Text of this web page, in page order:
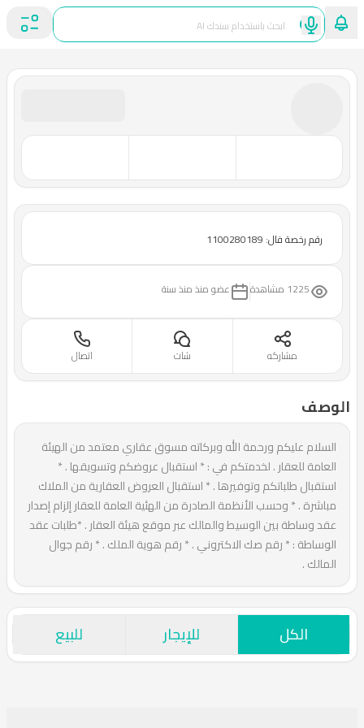
رقم رخصة فال: 1100280189
1225 مشاهدة عضو منذمنذ سنة
اتصال شات مشاركه
الوصف
السلام عليكم ورحمة الله وبركاته مسوق عقاري معتمد من الهيئة
العامة للعقار . لخدمتكم في : * استقبال عروضكم وتسويقها . *
استقبال طلباتكم وتوفيرها . * استقبال العروض العقارية من الملاك
مباشرة . * وحسب الأنظمة الصادرة من الهئية العامة للعقار إلزام إصدار
عقد وساطة بين الوسيط والمالك عبر موقع هيئة العقار . *طلبات عقد
الوساطة : * رقم صك الاكتروني . * رقم هوية الملك . * رقم جوال
المالك .
الكل للإيجار للبيع